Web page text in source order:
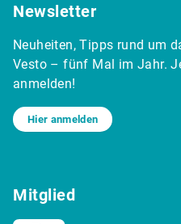
Newsletter
Neuheiten, Tipps rund um
Vesto – fünf Mal im Jahr.
anmelden!
Hier anmelden
Mitglied